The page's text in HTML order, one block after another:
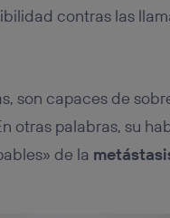
contras las
son capaces de
otras palabras, su
de la